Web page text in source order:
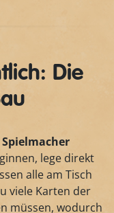
Die
lege direkt
alle am Tisch
viele Karten der
müssen, wodurch